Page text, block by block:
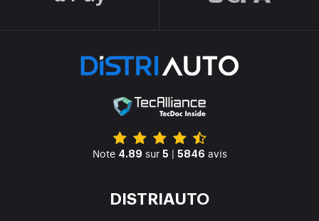
Note 4.89 sur 5 | 5846 avis
DISTRIAUTO